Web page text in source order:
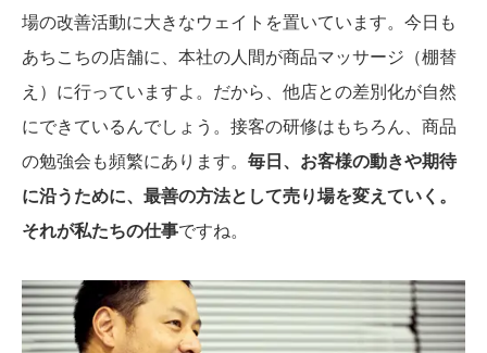
場の改善活動に大きなウェイトを置いています。今日も
あちこちの店舗に、本社の人間が商品マッサージ（棚替
え）に行っていますよ。だから、他店との差別化が自然
にできているんでしょう。接客の研修はもちろん、商品
の勉強会も頻繁にあります。 毎日、お客様の動きや期待
に沿うために、最善の方法として売り場を変えていく。
それが私たちの仕事ですね。